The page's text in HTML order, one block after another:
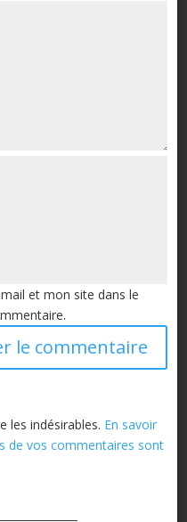
et mon site dans le
les indésirables. En savoir
de vos commentaires sont